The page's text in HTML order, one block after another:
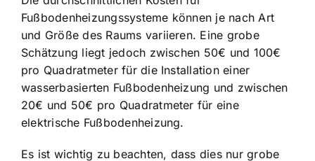
Fußbodenheizungssysteme können je nach Art
und Größe des Raums variieren. Eine grobe
Schätzung liegt jedoch zwischen 50€ und 100€
pro Quadratmeter für die Installation einer
wasserbasierten Fußbodenheizung und zwischen
20€ und 50€ pro Quadratmeter für eine
elektrische Fußbodenheizung.
Es ist wichtig zu beachten, dass dies nur grobe